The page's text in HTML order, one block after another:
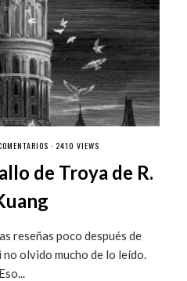
· 2410 VIEWS
de Troya de R.
reseñas poco después de
olvido mucho de lo leído.
Eso...